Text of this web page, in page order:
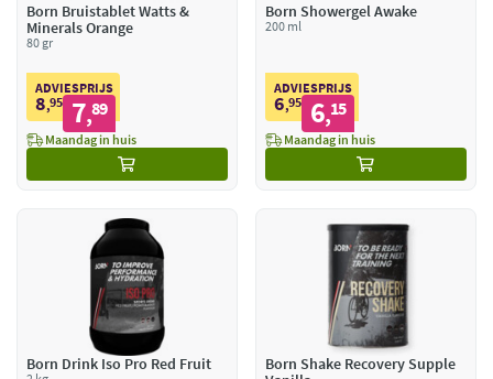
Born Bruistablet Watts &
Minerals Orange
80 gr
ADVIESPRIJS
8,95 7,89
Maandag in huis
Born Showergel Awake
200 ml
ADVIESPRIJS
6,95 6,15
Maandag in huis
Born Drink Iso Pro Red Fruit
Born Shake Recovery Supple